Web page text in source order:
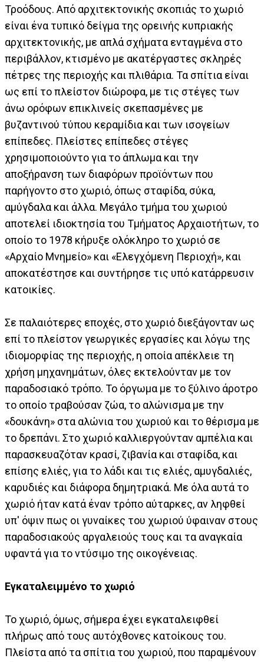
Τροόδους. Από αρχιτεκτονικής σκοπιάς το χωριό
είναι ένα τυπικό δείγμα της ορεινής κυπριακής
αρχιτεκτονικής, με απλά σχήματα ενταγμένα στο
περιβάλλον, κτισμένο με ακατέργαστες σκληρές
πέτρες της περιοχής και πλιθάρια. Τα σπίτια είναι
ως επί το πλείστον διώροφα, με τις στέγες των
άνω ορόφων επικλινείς σκεπασμένες με
βυζαντινού τύπου κεραμίδια και των ισογείων
επίπεδες. Πλείστες επίπεδες στέγες
χρησιμοποιούντο για το άπλωμα και την
αποξήρανση των διαφόρων προϊόντων που
παρήγοντο στο χωριό, όπως σταφίδα, σύκα,
αμύγδαλα και άλλα. Μεγάλο τμήμα του χωριού
αποτελεί ιδιοκτησία του Τμήματος Αρχαιοτήτων, το
οποίο το 1978 κήρυξε ολόκληρο το χωριό σε
«Αρχαίο Μνημείο» και «Ελεγχόμενη Περιοχή», και
αποκατέστησε και συντήρησε τις υπό κατάρρευσιν
κατοικίες.
Σε παλαιότερες εποχές, στο χωριό διεξάγονταν ως
επί το πλείστον γεωργικές εργασίες και λόγω της
ιδιομορφίας της περιοχής, η οποία απέκλειε τη
χρήση μηχανημάτων, όλες εκτελούνταν με τον
παραδοσιακό τρόπο. Το όργωμα με το ξύλινο άροτρο
το οποίο τραβούσαν ζώα, το αλώνισμα με την
«δουκάνη» στα αλώνια του χωριού και το θέρισμα με
το δρεπάνι. Στο χωριό καλλιεργούνταν αμπέλια και
παρασκευαζόταν κρασί, ζιβανία και σταφίδα, και
επίσης ελιές, για το λάδι και τις ελιές, αμυγδαλιές,
καρυδιές και διάφορα δημητριακά. Με όλα αυτά το
χωριό ήταν κατά έναν τρόπο αύταρκες, αν ληφθεί
υπ' όψιν πως οι γυναίκες του χωριού ύφαιναν στους
παραδοσιακούς αργαλειούς τους και τα αναγκαία
υφαντά για το ντύσιμο της οικογένειας.
Εγκαταλειμμένο το χωριό
Το χωριό, όμως, σήμερα έχει εγκαταλειφθεί
πλήρως από τους αυτόχθονες κατοίκους του.
Πλείστα από τα σπίτια του χωριού, που παραμένουν